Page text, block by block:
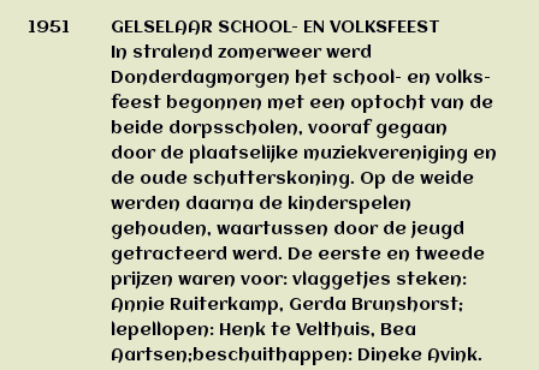
1951
GELSELAAR SCHOOL- EN VOLKSFEEST
In stralend zomerweer werd
Donderdagmorgen het school- en volks-
feest begonnen met een optocht van de
beide dorpsscholen, vooraf gegaan
door de plaatselijke muziekvereniging en
de oude schutterskoning. Op de weide
werden daarna de kinderspelen
gehouden, waartussen door de jeugd
getracteerd werd. De eerste en tweede
prijzen waren voor: vlaggetjes steken:
Annie Ruiterkamp, Gerda Brunshorst;
lepellopen: Henk te Velthuis, Bea
Aartsen;beschuithappen: Dineke Avink.